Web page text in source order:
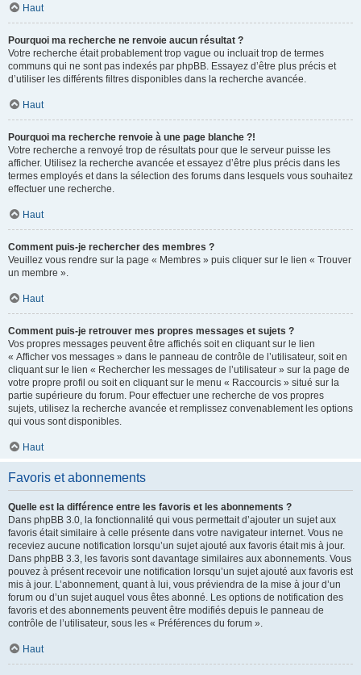
Haut
Pourquoi ma recherche ne renvoie aucun résultat ?
Votre recherche était probablement trop vague ou incluait trop de termes
communs qui ne sont pas indexés par phpBB. Essayez d’être plus précis et
d’utiliser les différents filtres disponibles dans la recherche avancée.
Haut
Pourquoi ma recherche renvoie à une page blanche ?!
Votre recherche a renvoyé trop de résultats pour que le serveur puisse les
afficher. Utilisez la recherche avancée et essayez d’être plus précis dans les
termes employés et dans la sélection des forums dans lesquels vous souhaitez
effectuer une recherche.
Haut
Comment puis-je rechercher des membres ?
Veuillez vous rendre sur la page « Membres » puis cliquer sur le lien « Trouver
un membre ».
Haut
Comment puis-je retrouver mes propres messages et sujets ?
Vos propres messages peuvent être affichés soit en cliquant sur le lien
« Afficher vos messages » dans le panneau de contrôle de l’utilisateur, soit en
cliquant sur le lien « Rechercher les messages de l’utilisateur » sur la page de
votre propre profil ou soit en cliquant sur le menu « Raccourcis » situé sur la
partie supérieure du forum. Pour effectuer une recherche de vos propres
sujets, utilisez la recherche avancée et remplissez convenablement les options
qui vous sont disponibles.
Haut
Favoris et abonnements
Quelle est la différence entre les favoris et les abonnements ?
Dans phpBB 3.0, la fonctionnalité qui vous permettait d’ajouter un sujet aux
favoris était similaire à celle présente dans votre navigateur internet. Vous ne
receviez aucune notification lorsqu’un sujet ajouté aux favoris était mis à jour.
Dans phpBB 3.3, les favoris sont davantage similaires aux abonnements. Vous
pouvez à présent recevoir une notification lorsqu’un sujet ajouté aux favoris est
mis à jour. L’abonnement, quant à lui, vous préviendra de la mise à jour d’un
forum ou d’un sujet auquel vous êtes abonné. Les options de notification des
favoris et des abonnements peuvent être modifiés depuis le panneau de
contrôle de l’utilisateur, sous les « Préférences du forum ».
Haut